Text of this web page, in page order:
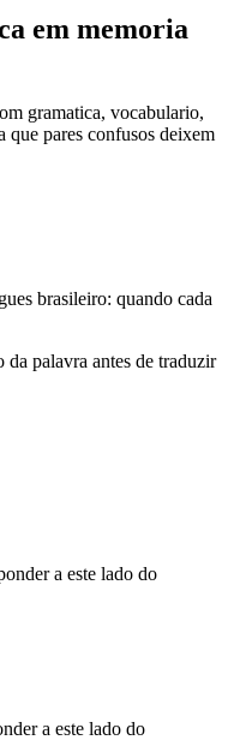
em memoria
gramatica, vocabulario,
que pares confusos deixem
brasileiro: quando cada
palavra antes de traduzir
a este lado do
a este lado do